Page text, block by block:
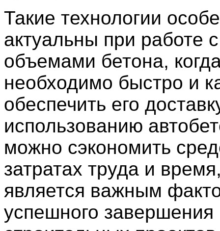
Такие технологии
актуальны при работе
объемами бетона,
необходимо быстро и
обеспечить его
использованию
можно сэкономить
затратах труда и
является важным
успешного завершения